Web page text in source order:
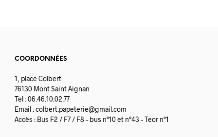
COORDONNÉES
1, place Colbert
76130 Mont Saint Aignan
Tel : 06.46.10.02.77
Email :colbert.papeterie@gmail.com
Accès : Bus F2 / F7 / F8 – bus n°10 et n°43 – Teor n°1